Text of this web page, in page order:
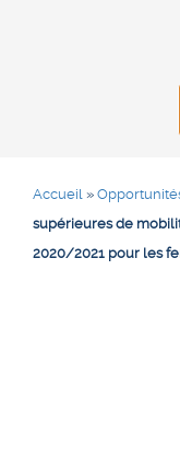
Accueil »
supérieures de
2020/2021 pour les